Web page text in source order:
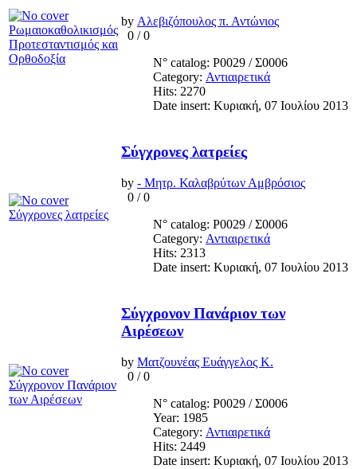
by Αλεβιζόπουλος π. Αντώνιος
0 /0
N° catalog: Ρ0029 / Σ0006
Category: Αντιαιρετικά
Hits: 2270
Date insert: Κυριακή, 07 Ιουλίου 2013
Σύγχρονες λατρείες
by - Μητρ. Καλαβρύτων Αμβρόσιος
0 /0
N° catalog: Ρ0029 / Σ0006
Category: Αντιαιρετικά
Hits: 2313
Date insert: Κυριακή, 07 Ιουλίου 2013
Σύγχρονον Πανάριον των
Αιρέσεων
by Ματζουνέας Ευάγγελος Κ.
0 /0
N° catalog: Ρ0029 / Σ0006
Year: 1985
Category: Αντιαιρετικά
Hits: 2449
Date insert: Κυριακή, 07 Ιουλίου 2013